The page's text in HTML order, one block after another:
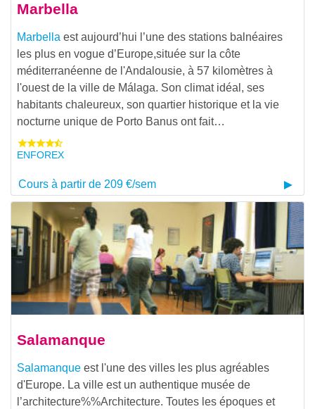
Marbella
Marbella est aujourd’hui l’une des stations balnéaires
les plus en vogue d’Europe,située sur la côte
méditerranéenne de l'Andalousie, à 57 kilomètres à
l'ouest de la ville de Málaga. Son climat idéal, ses
habitants chaleureux, son quartier historique et la vie
nocturne unique de Porto Banus ont fait…
ENFOREX
Cours à partir de 209 €/sem
Salamanque
Salamanque est l'une des villes les plus agréables
d'Europe. La ville est un authentique musée de
l’architecture%%Architecture. Toutes les époques et